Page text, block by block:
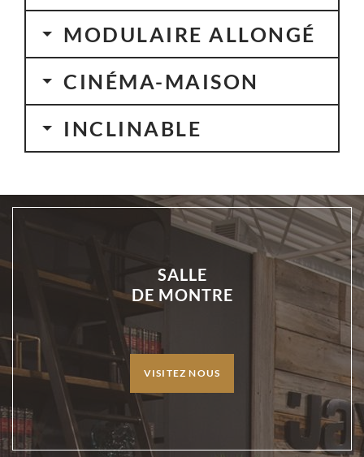
MODULAIRE ALLONGÉ
CINÉMA-MAISON
INCLINABLE
SALLE
DE MONTRE
VISITEZ NOUS